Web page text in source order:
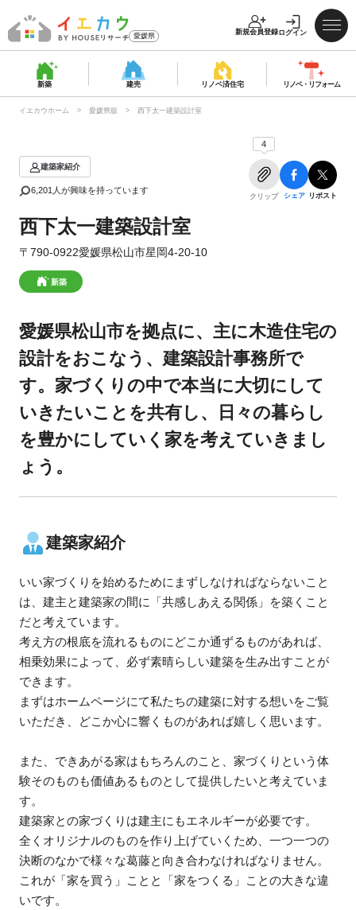
愛媛県 新規会員登録ログイン
新築 建売 リノベ済住宅 リノベ・ リフォーム
イエカウホーム 愛媛県版 西下太一建築設計室
西下太一建築設計室
建築家紹介
6,201 人が興味を持っています
4
クリップ シェア リポスト
〒790-0922愛媛県松山市星岡4-20-10
新築
愛媛県松山市を拠点に、主に木造住宅の
設計をおこなう、建築設計事務所で
す。家づくりの中で本当に大切にして
いきたいことを共有し、日々の暮らし
を豊かにしていく家を考えていきまし
ょう。
建築家紹介
いい家づくりを始めるためにまずしなければならないこと
は、建主と建築家の間に「共感しあえる関係」を築くこと
だと考えています。
考え方の根底を流れるものにどこか通ずるものがあれば、
相乗効果によって、必ず素晴らしい建築を生み出すことが
できます。
まずはホームページにて私たちの建築に対する想いをご覧
いただき、どこか心に響くものがあれば嬉しく思います。
また、できあがる家はもちろんのこと、家づくりという体
験そのものも価値あるものとして提供したいと考えていま
す。
建築家との家づくりは建主にもエネルギーが必要です。
全くオリジナルのものを作り上げていくため、一つ一つの
決断のなかで様々な葛藤と向き合わなければなりません。
これが「家を買う」ことと「家をつくる」ことの大きな違
いです。